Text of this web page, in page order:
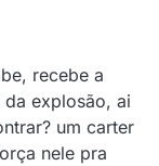
recebe a
explosão, ai
um carter
nele pra